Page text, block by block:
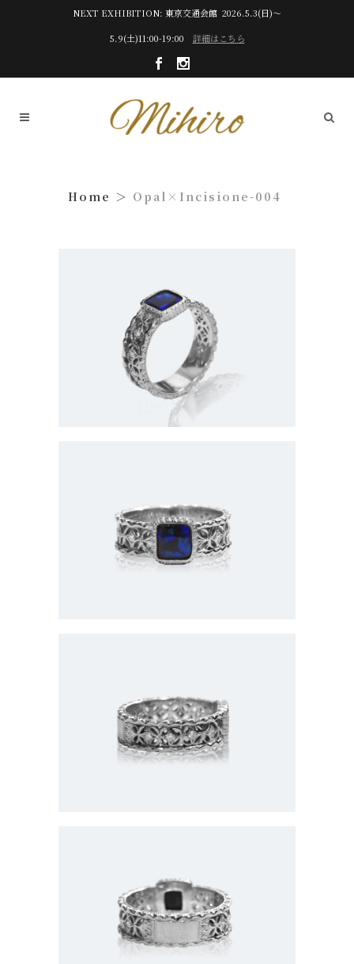
NEXT EXHIBITION: 東京交通会館 2026.5.3(日)～
5.9(土)11:00-19:00 詳細はこちら
Opal×Incisione-004